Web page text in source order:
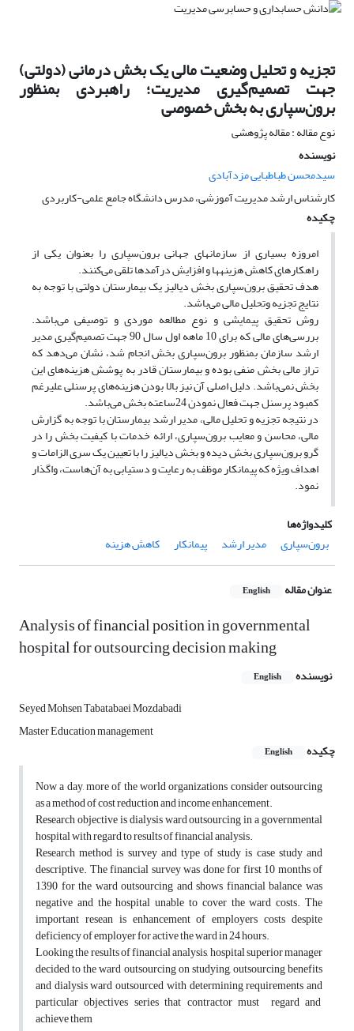
تجزیه و تحلیل وضعیت مالی یک بخش درمانی (دولتی)
جهت تصمیم‌گیری مدیریت؛ راهبردی بمنظور
برون‌سپاری به بخش خصوصی
نوع مقاله : مقاله پژوهشی
نویسنده
سیدمحسن طباطبایی مزدآبادی
کارشناس ارشد مدیریت آموزشی، مدرس دانشگاه جامع علمی-کاربردی
چکیده
امروزه بسیاری از سازمان­های جهانی برون‌سپاری را بعنوان یکی از
راهکارهای کاهش هزینه­ها و افزایش درآمدها تلقی می‌کنند.
هدف تحقیق برون‌سپاری بخش دیالیز یک بیمارستان دولتی با توجه به
نتایج تجزیه وتحلیل مالی می‌باشد.
روش تحقیق پیمایشی و نوع مطالعه موردی و توصیفی می‌باشد.
بررسی‌های مالی که برای 10 ماهه اول سال 90 جهت تصمیم‌گیری مدیر
ارشد سازمان بمنظور برون‌سپاری بخش انجام شد، نشان می‌دهد که
تراز مالی بخش منفی بوده و بیمارستان قادر به پوشش هزینه‌های این
بخش نمی‌باشد. دلیل اصلی آن نیز بالا بودن هزینه‌های پرسنلی علیرغم
کمبود پرسنل جهت فعال نمودن 24ساعته بخش می‌باشد.
در نتیجه تجزیه و تحلیل مالی، مدیر ارشد بیمارستان با توجه به گزارش
مالی، محاسن و معایب برون‌سپاری، ارائه خدمات با ­کیفیت بخش را در
گرو برون‌سپاری بخش دیده و بخش دیالیز را با تعیین یک سری الزامات و
اهداف ویژه که پیمانکار موظف به رعایت و دستیابی به آن‌هاست، واگذار
نمود.
کلیدواژه‌ها
برون‌سپاری
مدیر ارشد پیمانکار کاهش هزینه
عنوان مقاله English
Analysis of financial position in governmental
hospital for outsourcing decision making
نویسنده English
Seyed Mohsen Tabatabaei Mozdabadi
Master Education management
چکیده
English
Now a day, more of the world organizations consider outsourcing
as a method of cost reduction and income enhancement.
Research objective is dialysis ward outsourcing in a governmental
hospital with regard to results of financial analysis.
Research method is survey and type of study is case study and
descriptive. The financial survey was done for first 10 months of
1390 for the ward outsourcing and shows financial balance was
negative and the hospital unable to cover the ward costs. The
important resean is enhancement of employers costs despite
deficiency of employer for active the ward in 24 hours.
Looking the results of financial analysis, hospital superior manager
decided to the ward outsourcing on studying, outsourcing benefits
and dialysis ward outsourced with determining requirements and
particular objectives series that contractor must regard and
achieve them